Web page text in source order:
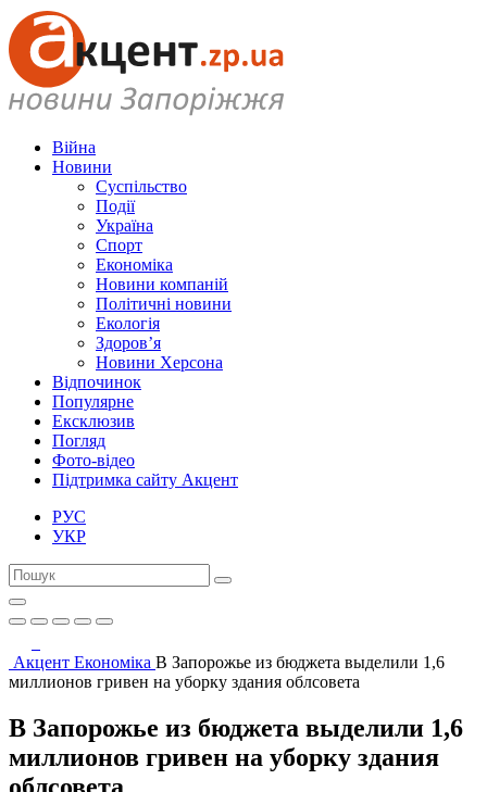
Війна
Новини
Суспільство
Події
Україна
Спорт
Економіка
Новини компаній
Політичні новини
Екологія
Здоров’я
Новини Херсона
Відпочинок
Популярне
Ексклюзив
Погляд
Фото-відео
Підтримка сайту Акцент
РУС
УКР
Акцент Економіка В Запорожье из бюджета выделили 1,6
миллионов гривен на уборку здания облсовета
В Запорожье из бюджета выделили 1,6
миллионов гривен на уборку здания